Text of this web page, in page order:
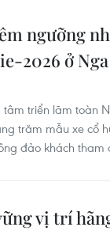
ngưỡng
2026 ở Nga
triển lãm toàn
trăm mẫu xe cổ
đảo khách tham
vị trí